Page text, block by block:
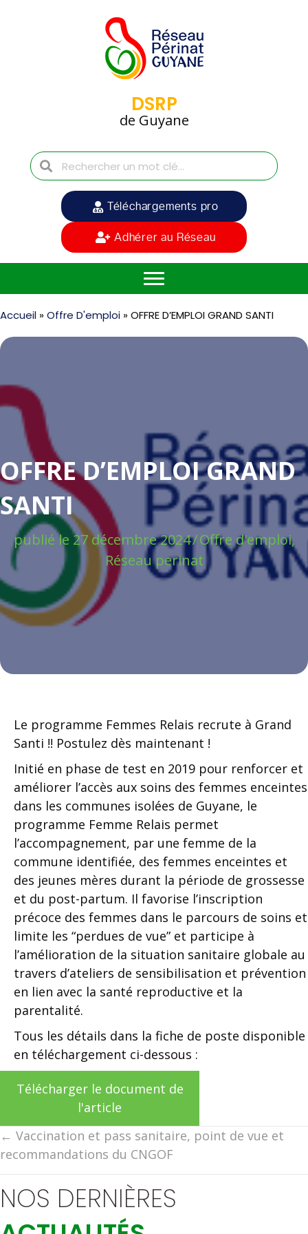
DSRP
de Guyane
Téléchargements pro
Adhérer au Réseau
Accueil »Offre D'emploi »OFFRE D’EMPLOI GRAND SANTI
OFFRE D’EMPLOI GRAND
SANTI
publié le 27 décembre 2024/Offre d'emploi,
Réseau perinat
Le programme Femmes Relais recrute à Grand
Santi !! Postulez dès maintenant !
Initié en phase de test en 2019 pour renforcer et
améliorer l’accès aux soins des femmes enceintes
dans les communes isolées de Guyane, le
programme Femme Relais permet
l’accompagnement, par une femme de la
commune identifiée, des femmes enceintes et
des jeunes mères durant la période de grossesse
et du post-partum. Il favorise l’inscription
précoce des femmes dans le parcours de soins et
limite les “perdues de vue” et participe à
l’amélioration de la situation sanitaire globale au
travers d’ateliers de sensibilisation et prévention
en lien avec la santé reproductive et la
parentalité.
Tous les détails dans la fiche de poste disponible
en téléchargement ci-dessous :
Télécharger le document de
l'article
Posts
navigation
← Vaccination et pass sanitaire, point de vue et
recommandations du CNGOF
NOS DERNIÈRES